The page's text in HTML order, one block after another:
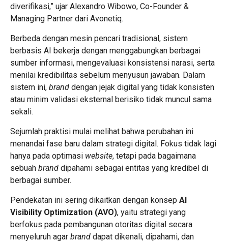
diverifikasi,” ujar Alexandro Wibowo, Co-Founder &
Managing Partner dari Avonetiq.
Berbeda dengan mesin pencari tradisional, sistem
berbasis AI bekerja dengan menggabungkan berbagai
sumber informasi, mengevaluasi konsistensi narasi, serta
menilai kredibilitas sebelum menyusun jawaban. Dalam
sistem ini, brand dengan jejak digital yang tidak konsisten
atau minim validasi eksternal berisiko tidak muncul sama
sekali.
Sejumlah praktisi mulai melihat bahwa perubahan ini
menandai fase baru dalam strategi digital. Fokus tidak lagi
hanya pada optimasi website, tetapi pada bagaimana
sebuah brand dipahami sebagai entitas yang kredibel di
berbagai sumber.
Pendekatan ini sering dikaitkan dengan konsep AI
Visibility Optimization (AVO), yaitu strategi yang
berfokus pada pembangunan otoritas digital secara
menyeluruh agar brand dapat dikenali, dipahami, dan